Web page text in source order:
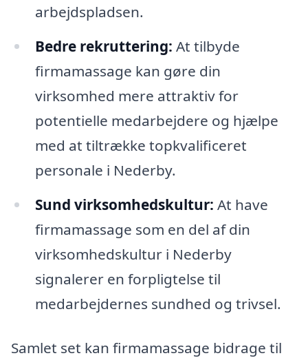
arbejdspladsen.
Bedre rekruttering: At tilbyde
firmamassage kan gøre din
virksomhed mere attraktiv for
potentielle medarbejdere og hjælpe
med at tiltrække topkvalificeret
personale i Nederby.
Sund virksomhedskultur: At have
firmamassage som en del af din
virksomhedskultur i Nederby
signalerer en forpligtelse til
medarbejdernes sundhed og trivsel.
Samlet set kan firmamassage bidrage til